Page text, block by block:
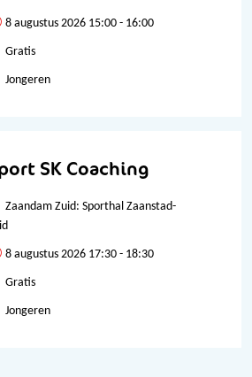
8 augustus 2026 15:00 - 16:00
Gratis
Jongeren
SK Coaching
Zaandam Zuid: Sporthal Zaanstad-
8 augustus 2026 17:30 - 18:30
Gratis
Jongeren